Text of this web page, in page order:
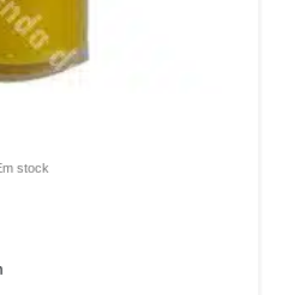
stock